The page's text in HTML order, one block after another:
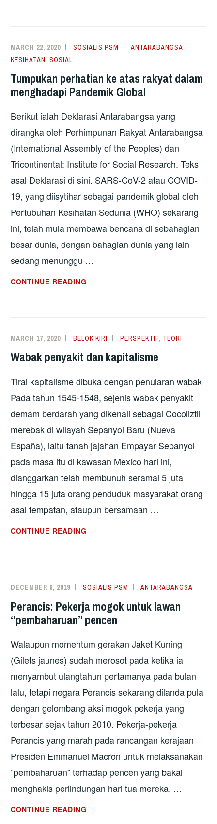
(ETP):
NEOLIBERAL
MALAYSIA
MARCH 22, 2020 SOSIALIS PSM ANTARABANGSA,
KESIHATAN,SOSIAL
Tumpukan perhatian ke atas rakyat dalam
menghadapi Pandemik Global
Berikut ialah Deklarasi Antarabangsa yang
dirangka oleh Perhimpunan Rakyat Antarabangsa
(International Assembly of the Peoples) dan
Tricontinental: Institute for Social Research. Teks
asal Deklarasi di sini. SARS-CoV-2 atau COVID-
19, yang diisytihar sebagai pandemik global oleh
Pertubuhan Kesihatan Sedunia (WHO) sekarang
ini, telah mula membawa bencana di sebahagian
besar dunia, dengan bahagian dunia yang lain
sedang menunggu …
CONTINUE READING
DALAM
MENGHADAPI
GLOBAL
MARCH 17, 2020 BELOK KIRI PERSPEKTIF, TEORI
Wabak penyakit dan kapitalisme
Tirai kapitalisme dibuka dengan penularan wabak
Pada tahun 1545-1548, sejenis wabak penyakit
demam berdarah yang dikenali sebagai Cocoliztli
merebak di wilayah Sepanyol Baru (Nueva
España), iaitu tanah jajahan Empayar Sepanyol
pada masa itu di kawasan Mexico hari ini,
dianggarkan telah membunuh seramai 5 juta
hingga 15 juta orang penduduk masyarakat orang
asal tempatan, ataupun bersamaan …
CONTINUE READING
DECEMBER 6, 2019 SOSIALIS PSM ANTARABANGSA
Perancis: Pekerja mogok untuk lawan
“pembaharuan” pencen
Walaupun momentum gerakan Jaket Kuning
(Gilets jaunes) sudah merosot pada ketika ia
menyambut ulangtahun pertamanya pada bulan
lalu, tetapi negara Perancis sekarang dilanda pula
dengan gelombang aksi mogok pekerja yang
terbesar sejak tahun 2010. Pekerja-pekerja
Perancis yang marah pada rancangan kerajaan
Presiden Emmanuel Macron untuk melaksanakan
“pembaharuan” terhadap pencen yang bakal
menghakis perlindungan hari tua mereka, …
CONTINUE READING